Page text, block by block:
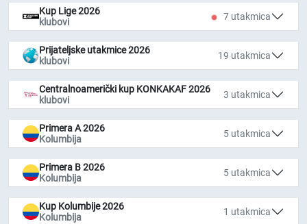
Kup Lige 2026
klubovi
7 utakmica
Prijateljske utakmice 2026
klubovi
19 utakmica
Centralnoamerički kup KONKAKAF 2026
klubovi
3 utakmica
Primera A 2026
Kolumbija
5 utakmica
Primera B 2026
Kolumbija
5 utakmica
Kup Kolumbije 2026
Kolumbija
1 utakmica